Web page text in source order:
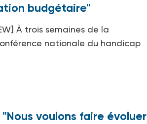
budgétaire"
À trois semaines de la
nationale du handicap
voulons faire évoluer